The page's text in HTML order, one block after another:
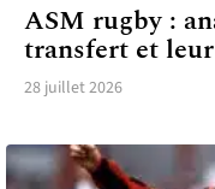
ASM rugby :
transfert et
28 juillet 2026